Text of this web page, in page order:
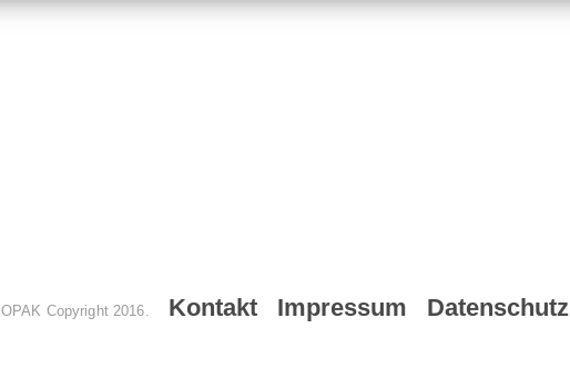
OPAK Copyright 2016. Kontakt Impressum Datenschutz